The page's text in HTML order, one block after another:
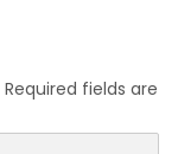
Required fields are